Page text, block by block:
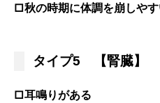
□秋の時期に体調を崩しや
タイプ5 【腎臓】
□耳鳴りがある